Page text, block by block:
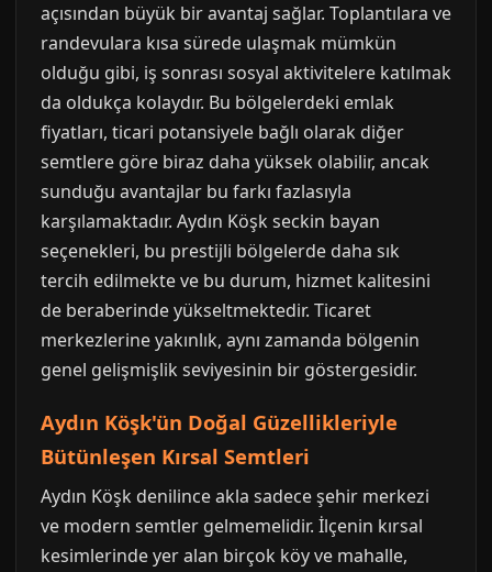
açısından büyük bir avantaj sağlar. Toplantılara ve
randevulara kısa sürede ulaşmak mümkün
olduğu gibi, iş sonrası sosyal aktivitelere katılmak
da oldukça kolaydır. Bu bölgelerdeki emlak
fiyatları, ticari potansiyele bağlı olarak diğer
semtlere göre biraz daha yüksek olabilir, ancak
sunduğu avantajlar bu farkı fazlasıyla
karşılamaktadır. Aydın Köşk seckin bayan
seçenekleri, bu prestijli bölgelerde daha sık
tercih edilmekte ve bu durum, hizmet kalitesini
de beraberinde yükseltmektedir. Ticaret
merkezlerine yakınlık, aynı zamanda bölgenin
genel gelişmişlik seviyesinin bir göstergesidir.
Aydın Köşk'ün Doğal Güzellikleriyle
Bütünleşen Kırsal Semtleri
Aydın Köşk denilince akla sadece şehir merkezi
ve modern semtler gelmemelidir. İlçenin kırsal
kesimlerinde yer alan birçok köy ve mahalle,